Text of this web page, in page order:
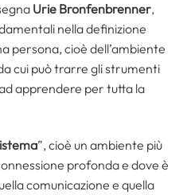
Urie Bronfenbrenner,
nella definizione
persona, cioè dell’ambiente
cui può trarre gli strumenti
apprendere per tutta la
”, cioè un ambiente più
profonda e dove è
comunicazione e quella